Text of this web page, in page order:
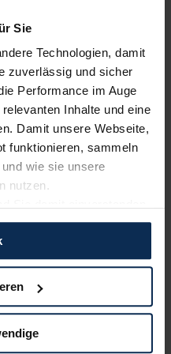
Sie
Technologien, damit
zuverlässig und sicher
Performance im Auge
Inhalte und eine
Damit unsere Webseite,
funktionieren, sammeln
wie sie unsere
nutzen.
Service zu
Dritte weiterzugeben,
Falls Sie dem nicht
wir uns auf die
und Sie somit nicht
Neuwagen unterstützen.
Ford